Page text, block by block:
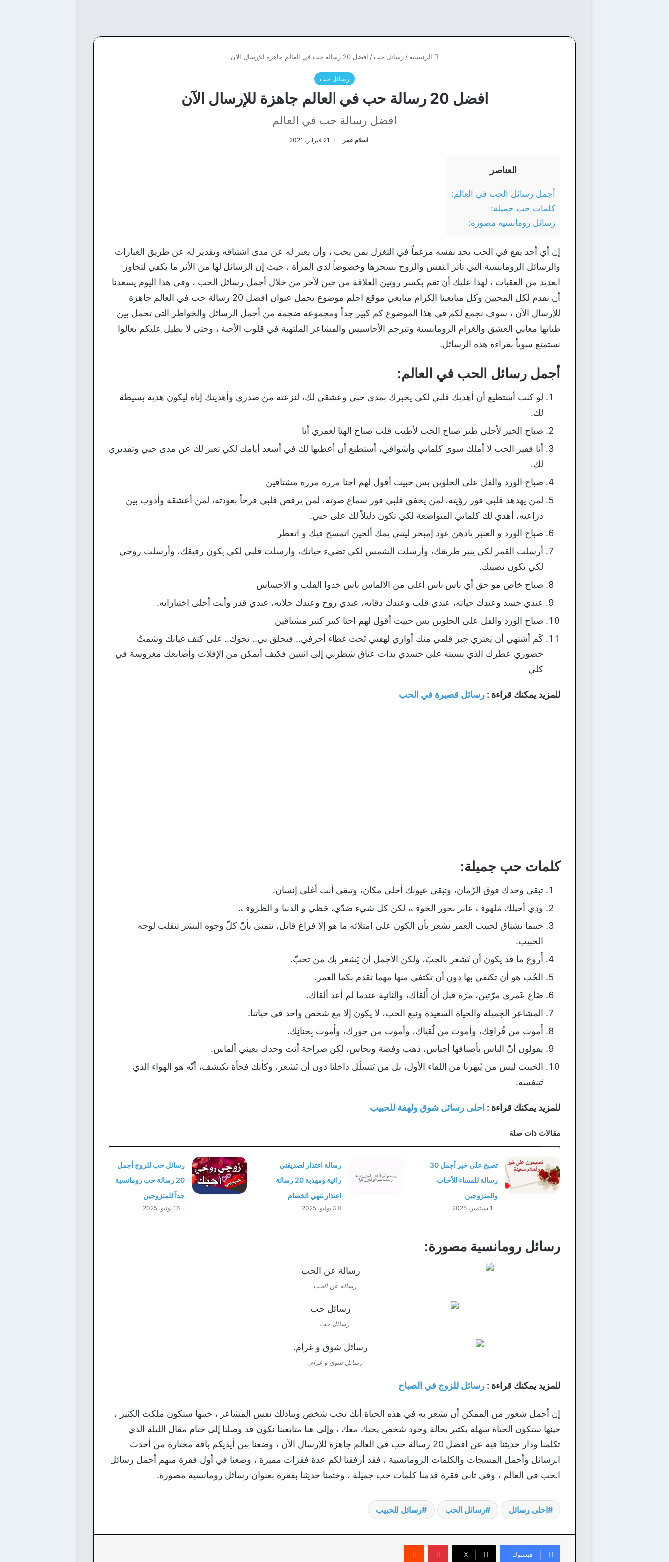
الرئيسية / رسائل حب / افضل 20 رسالة حب في العالم جاهزة للإرسال الآن
رسائل حب
افضل 20 رسالة حب في العالم جاهزة للإرسال الآن
افضل رسالة حب في العالم
اسلام عمر 21 فبراير، 2021
العناصر
أجمل رسائل الحب في العالم:
كلمات حب جميلة:
رسائل رومانسية مصورة:
إن أي أحد يقع في الحب يجد نفسه مرغماً في التغزل بمن يحب ، وأن يعبر له عن مدى اشتياقه وتقدير له عن طريق العبارات
والرسائل الرومانسية التي تأثر النفس والروح بسحرها وخصوصاً لدى المرأة ، حيث إن الرسائل لها من الأثر ما يكفي لتجاوز
العديد من العقبات ، لهذا عليك أن تقم بكسر روتين العلاقة من حين لآخر من خلال أجمل رسائل الحب ، وفي هذا اليوم يسعدنا
أن نقدم لكل المحبين وكل متابعينا الكرام متابعي موقع احلم موضوع يحمل عنوان افضل 20 رسالة حب في العالم جاهزة
للإرسال الآن ، سوف نجمع لكم في هذا الموضوع كم كبير جداً ومجموعة ضخمة من أجمل الرسائل والخواطر التي تحمل بين
طياتها معاني العشق والغرام الرومانسية وتترجم الأحاسيس والمشاعر الملتهبة في قلوب الأحبة ، وحتى لا نطيل عليكم تعالوا
نستمتع سوياً بقراءة هذه الرسائل.
أجمل رسائل الحب في العالم:
لو كنت أستطيع أن أهديك قلبي لكي يخبرك بمدى حبي وعشقي لك، لنزعته من صدري وأهديتك إياه ليكون هدية بسيطة
لك.
صباح الخير لأحلى طير صباح الحب لأطيب قلب صباح الهنا لعمري أنا
أنا فقير الحب لا أملك سوى كلماتي وأشواقي، أستطيع أن أعطيها لك في أسعد أيامك لكي تعبر لك عن مدى حبي وتقديري
لك.
صباح الورد والفل على الحلوين بس حبيت أقول لهم احنا مرره مرره مشتاقين
لمن يهدهد قلبي فور رؤيته، لمن يخفق قلبي فور سماع صوته، لمن يرقص قلبي فرحاً بعودته، لمن أعشقه وأذوب بين
ذراعيه، أهدي لك كلماتي المتواضعة لكي تكون دليلاً لك على حبي.
صباح الورد و العنبر يادهن عود إمبخر ليتني يمك ألحين اتمسح فيك و اتعطر
أرسلت القمر لكي ينير طريقك، وأرسلت الشمس لكي تضيء حياتك، وارسلت قلبي لكي يكون رفيقك، وأرسلت روحي
لكي تكون نصيبك.
صباح خاص مو حق أي ناس ناس اغلى من الالماس ناس خذوا القلب و الاحساس
عندي جسد وعندك حياته، عندي قلب وعندك دقاته، عندي روح وعندك حلاته، عندي قدر وأنت أحلى اختياراته.
صباح الورد والفل على الحلوين بس حبيت أقول لهم احنا كتير كتير مشتاقين
كَم أشتهي أن يَعتري حِبر قلمي مِنك أواري لهفتي تَحت غطاء أحرفي.. فتحلق بي.. نحوك.. على كتف غيابك وشمتُ
حضوري عطرك الذي نسيته على جسدي بذات عناق شطرني إلى اثنتين فكيف أتمكن من الإفلات وأصابعك مغروسة في
كلي
للمزيد يمكنك قراءة : رسائل قصيرة في الحب
كلمات حب جميلة:
تبقى وحدك فوق الزّمان، وتبقى عيونك أحلى مكان، وتبقى أنت أغلى إنسان.
ودِي أجيلك مَلهوف عابر بحور الخوف، لكن كل شيء ضدّي، حَظي و الدنيا و الظروف.
حينما نشتاق لحبيب العمر نشعر بأن الكون على امتلائه ما هو إلا فراغ قاتل، نتمنى بأنّ كلّ وجوه البشر تنقلب لوجه
الحبيب.
أَروع ما قد يكون أن تَشعر بالحبّ، ولكن الأجمل أن يَشعر بك من تحبّ.
الحُب هو أن تكتفي بها دون أن تكتفي منها مهما تقدم بكما العمر.
ضَاع عَمري مرّتين، مرّة قبل أن أَلقاك، والثانية عندما لم أعد ألقاك.
المشاعر الجميلة والحياة السعيدة ونبع الحب، لا يكون إلا مع شخص واحد في حياتنا.
أَموت من فُراقِك، وأموت من لُقياك، وأموت من جورِك، وأَموت بِحنانِك.
يقولون أنّ الناس بأصنافها أجناس، ذهب وفضة ونحاس، لكن صراحة أنت وحدك بعيني ألماس.
الحَبيب ليس من يُبهرنا من اللقاء الأول، بل من يَتسلّل داخلنا دون أن نَشعر، وكأنك فجأة تكتشف، أنّه هو الهواء الذي
تَتنفسه.
للمزيد يمكنك قراءة : احلى رسائل شوق ولهفة للحبيب
مقالات ذات صلة
تصبح على خير أجمل 30
رسالة للمساء للأحباب
والمتزوجين
1 سبتمبر، 2025
رسالة اعتذار لصديقتي
راقية ومهذبة 20 رسالة
اعتذار تنهي الخصام
3 يوليو، 2025
رسائل حب للزوج أجمل
20 رسالة حب رومانسية
جداً للمتزوجين
16 يونيو، 2025
رسائل رومانسية مصورة:
رسالة عن الحب
رسائل حب
رسائل شوق و غرام.
للمزيد يمكنك قراءة : رسائل للزوج في الصباح
إن أجمل شعور من الممكن أن تشعر به في هذه الحياة أنك تحب شخص ويبادلك نفس المشاعر ، حينها ستكون ملكت الكثير ،
حينها ستكون الحياة سهلة بكثير بحالة وجود شخص يحبك معك ، وإلى هنا متابعينا نكون قد وصلنا إلى ختام مقال الليلة الذي
تكلمنا ودار حديثنا فيه عن افضل 20 رسالة حب في العالم جاهزة للإرسال الآن ، وضعنا بين أيديكم باقة مختارة من أحدث
الرسائل وأجمل المسجات والكلمات الرومانسية ، فقد أرفقنا لكم عدة فقرات مميزة ، وضعنا في أول فقرة منهم أجمل رسائل
الحب في العالم ، وفي ثاني فقرة قدمنا كلمات حب جميلة ، وختمنا حديثنا بفقرة بعنوان رسائل رومانسية مصورة.
احلى رسائل رسائل الحب رسائل للحبيب
فيسبوك ‫X
بينتيريست